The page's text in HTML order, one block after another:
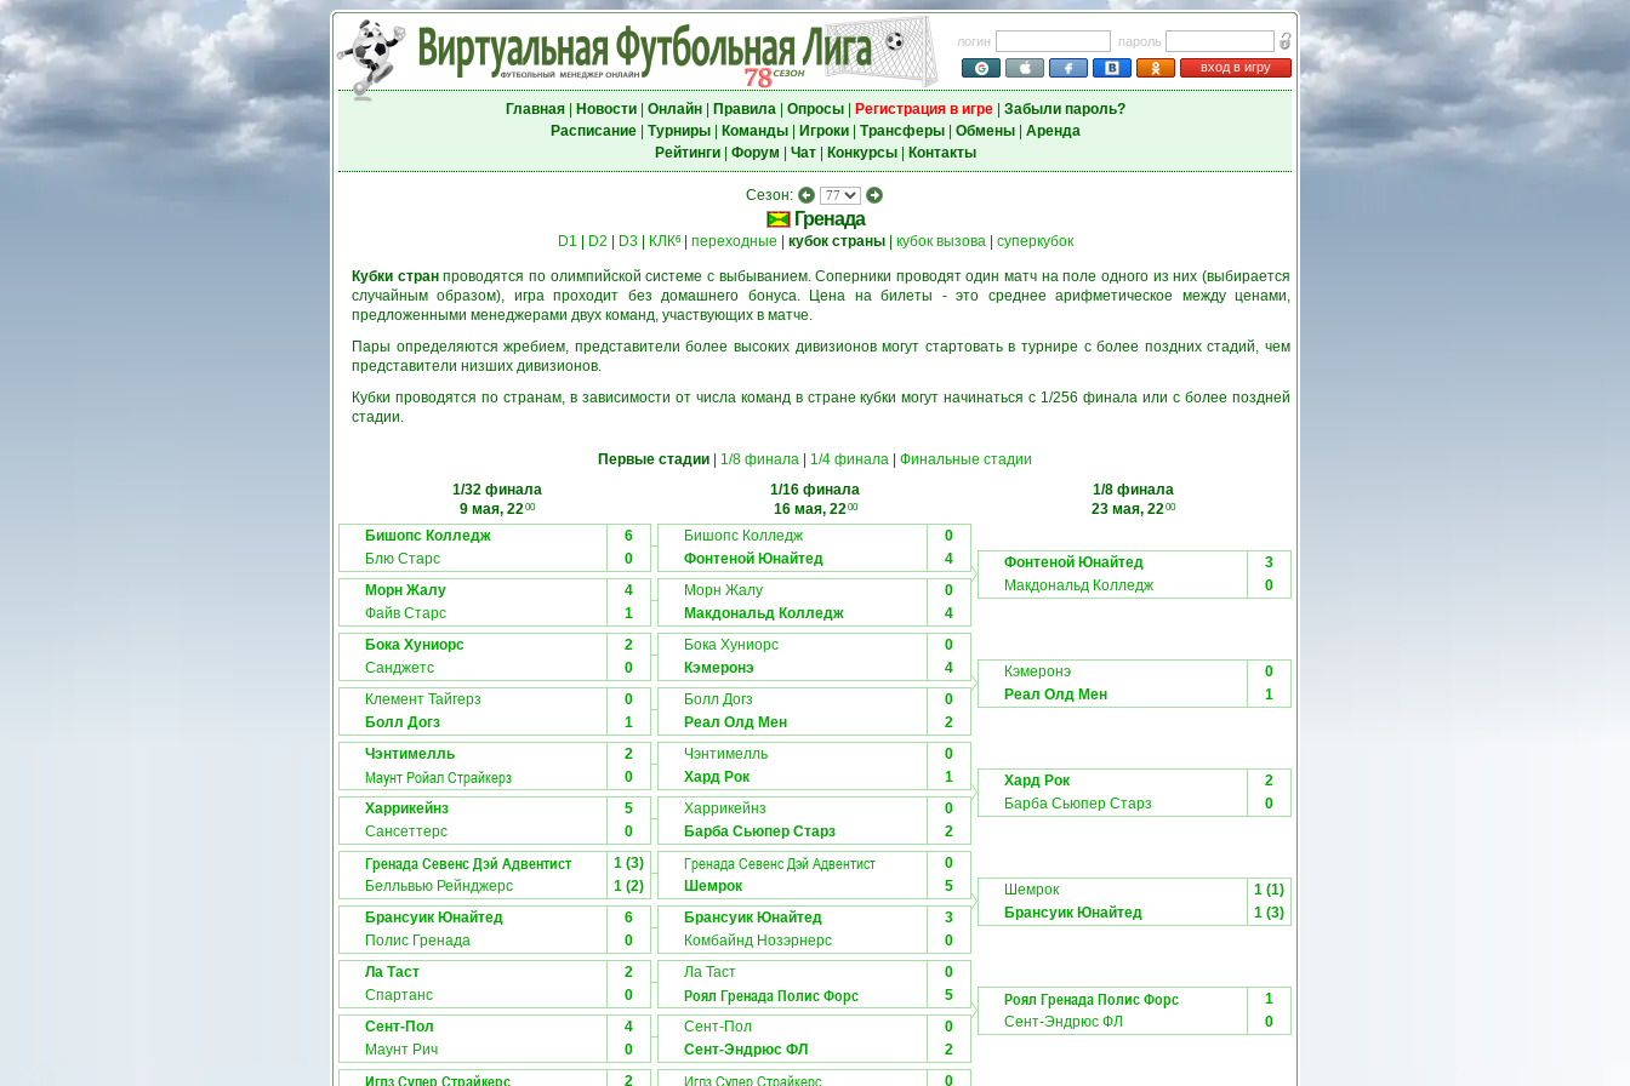
логин
пароль
вход в игру
Главная| Новости| Онлайн| Правила| Опросы| Регистрация в игре| Забыли пароль?
Расписание| Турниры| Команды| Игроки| Трансферы| Обмены| Аренда
Рейтинги| Форум Чат| Конкурсы| Контакты
Сезон:
Гренада
D1 D2 D3| КЛК6| переходные кубок страны| кубок вызова| суперкубок
Кубки странпроводятся по олимпийской системе с выбыванием. Соперники проводят один матч на поле одного из них (выбирается
случайным образом), игра проходит без домашнего бонуса. Цена на билеты - это среднее арифметическое между ценами,
предложенными менеджерами двух команд, участвующих в матче.
Пары определяются жребием, представители более высоких дивизионов могут стартовать в турнире с более поздних стадий, чем
представители низших дивизионов.
Кубки проводятся по странам, в зависимости от числа команд в стране кубки могут начинаться с 1/256 финала или с более поздней
стадии.
Первые стадии 1/8 финала 1/4 финала
Финальные стадии
1/32 финала
9 мая, 2200
1/16 финала
16 мая, 2200
1/8 финала
23 мая, 2200
Бишопс Колледж
6
Блю Старс
0
Бишопс Колледж
0
Фонтеной Юнайтед
4 Фонтеной Юнайтед
3
Макдональд Колледж
0
Морн Жалу
4
Файв Старс
1
Морн Жалу
0
Макдональд Колледж
4
Бока Хуниорс
2
Санджетс
0
Бока Хуниорс
0
Кэмеронэ
4 Кэмеронэ
0
Реал Олд Мен
1
Клемент Тайгерз
0
Болл Догз
1
Болл Догз
0
Реал Олд Мен
2
Чэнтимелль
2
Маунт Ройал Страйкерз 0
Чэнтимелль
0
Хард Рок
1 Хард Рок
2
Барба Сьюпер Старз
0
Харрикейнз
5
Сансеттерс
0
Харрикейнз
0
Барба Сьюпер Старз
2
Гренада Севенс Дэй Адвентист
1 (3)
Белльвью Рейнджерс
1 (2)
Гренада Севенс Дэй Адвентист
0
Шемрок
5 Шемрок
1 (1)
Брансуик Юнайтед
1 (3)
Брансуик Юнайтед
6
Полис Гренада
0
Брансуик Юнайтед
3
Комбайнд Нозэрнерс
0
Ла Таст
2
Спартанс
0
Ла Таст 0
Роял Гренада Полис Форс 5 Роял Гренада Полис Форс
1
Сент-Эндрюс ФЛ
0
Сент-Пол
4
Маунт Рич
0
Сент-Пол
0
Сент-Эндрюс ФЛ
2
Иглз Супер Страйкерс 2 Иглз Супер Страйкерс 0